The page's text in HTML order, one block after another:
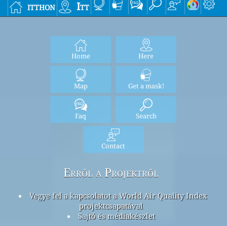
itthon Itt
Home Here
Map Get a mask!
Faq Search
Contact
Erről a Projektről
Vegye fel a kapcsolatot a World Air Quality Index
projektcsapatával
Sajtó és médiakészlet